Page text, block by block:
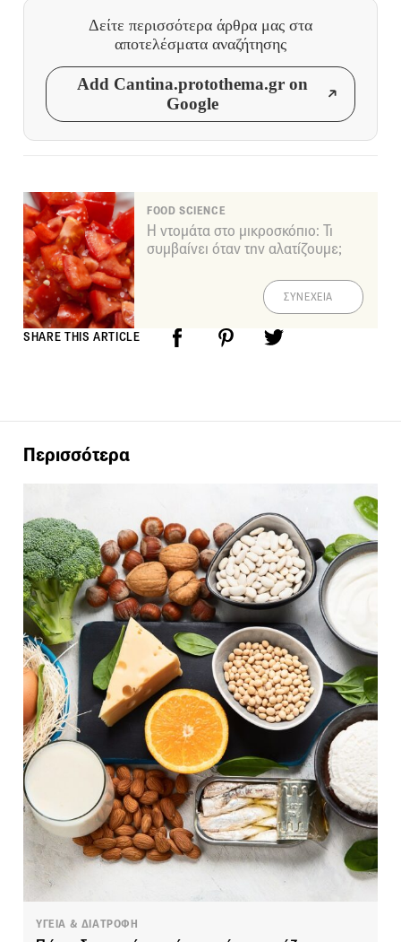
Δείτε περισσότερα άρθρα μας στα
αποτελέσματα αναζήτησης
Add Cantina.protothema.gr on
Google
FOOD SCIENCE
Η ντομάτα στο μικροσκόπιο: Τι
συμβαίνει όταν την αλατίζουμε;
ΣΥΝΕΧΕΙΑ
SHARE THIS ARTICLE
Περισσότερα
ΥΓΕΙΑ & ΔΙΑΤΡΟΦΗ